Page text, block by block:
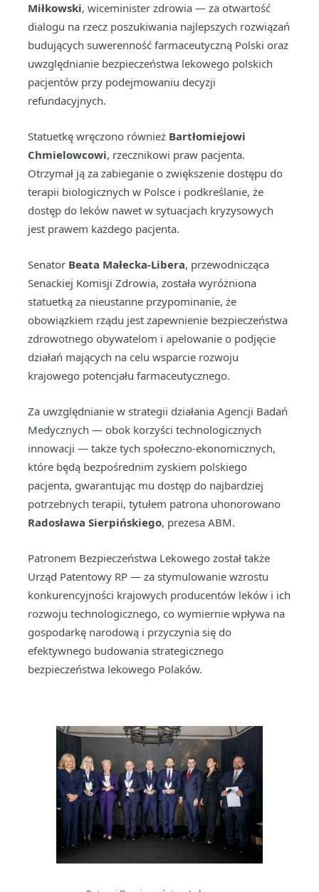
Miłkowski, wiceminister zdrowia — za otwartość
dialogu na rzecz poszukiwania najlepszych rozwiązań
budujących suwerenność farmaceutyczną Polski oraz
uwzględnianie bezpieczeństwa lekowego polskich
pacjentów przy podejmowaniu decyzji
refundacyjnych.
Statuetkę wręczono również Bartłomiejowi
Chmielowcowi, rzecznikowi praw pacjenta.
Otrzymał ją za zabieganie o zwiększenie dostępu do
terapii biologicznych w Polsce i podkreślanie, że
dostęp do leków nawet w sytuacjach kryzysowych
jest prawem każdego pacjenta.
Senator Beata Małecka-Libera, przewodnicząca
Senackiej Komisji Zdrowia, została wyróżniona
statuetką za nieustanne przypominanie, że
obowiązkiem rządu jest zapewnienie bezpieczeństwa
zdrowotnego obywatelom i apelowanie o podjęcie
działań mających na celu wsparcie rozwoju
krajowego potencjału farmaceutycznego.
Za uwzględnianie w strategii działania Agencji Badań
Medycznych — obok korzyści technologicznych
innowacji — także tych społeczno-ekonomicznych,
które będą bezpośrednim zyskiem polskiego
pacjenta, gwarantując mu dostęp do najbardziej
potrzebnych terapii, tytułem patrona uhonorowano
Radosława Sierpińskiego, prezesa ABM.
Patronem Bezpieczeństwa Lekowego został także
Urząd Patentowy RP — za stymulowanie wzrostu
konkurencyjności krajowych producentów leków i ich
rozwoju technologicznego, co wymiernie wpływa na
gospodarkę narodową i przyczynia się do
efektywnego budowania strategicznego
bezpieczeństwa lekowego Polaków.